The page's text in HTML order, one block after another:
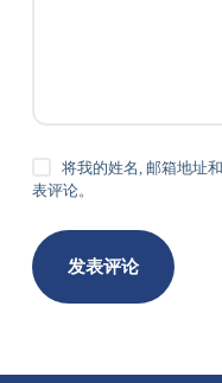
将我的姓名, 邮箱地址
表评论。
发表评论